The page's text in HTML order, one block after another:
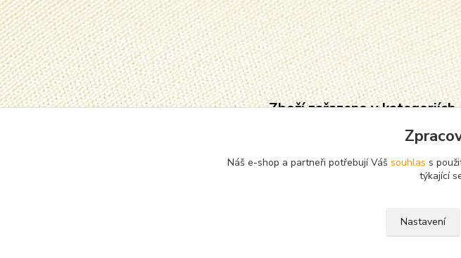
Zboží zařazeno v kategoriích
Náš e-shop a partneři potřebují Váš souhlas s
týkající
Nastavení